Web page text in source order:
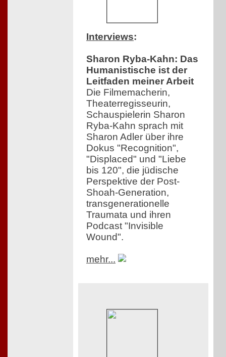
Interviews:
Sharon Ryba-Kahn: Das
Humanistische ist der
Leitfaden meiner Arbeit
Die Filmemacherin,
Theaterregisseurin,
Schauspielerin Sharon
Ryba-Kahn sprach mit
Sharon Adler über ihre
Dokus "Recognition",
"Displaced" und "Liebe
bis 120", die jüdische
Perspektive der Post-
Shoah-Generation,
transgenerationelle
Traumata und ihren
Podcast "Invisible
Wound".
mehr...